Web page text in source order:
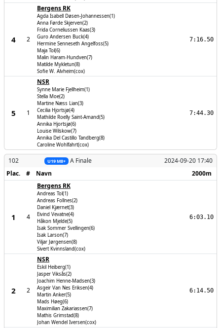
4 2
Bergens RK
Agda Isabell Døsen-Johannessen(1)
Anna Førde Skjerven(2)
Frida Corneliussen Kaas(3)
Guro Andersen Buck(4)
Hermine Senneseth Angelfoss(5)
Maja Tol(6)
Malin Haram-Hundven(7)
Matilde Mykletun(8)
Sofie W. Alvheim(cox)
7:16.50
5 1
NSR
Synne Marie Fjellheim(1)
Stella Moe(2)
Martine Næss Lian(3)
Cecilia Hjortsjø(4)
Mathilde Roelly Saint-Amand(5)
Annika Hjortsjø(6)
Louise Wilskow(7)
Annika Del Castillo Tandberg(8)
Caroline Wohlfahrt(cox)
7:44.30
102 U19 M8+ A Finale
2024-09-20 17:40
Plac.
# Navn 2000m
1 4
Bergens RK
Andreas Tol(1)
Andreas Follnes(2)
Daniel Kjærnet(3)
Eivind Vevatne(4)
Håkon Mjelde(5)
Isak Sommer Svellingen(6)
Isak Larson(7)
Viljar Jørgensen(8)
Sivert Kvinnsland(cox)
6:03.10
2 2
NSR
Eskil Heiberg(1)
Jasper Viksås(2)
Joachim Henne-Madsen(3)
Asgeir Van Nes Eriksen(4)
Martin Anker(5)
Mads Høeg(6)
Maximilian Zakariassen(7)
Mathis Grimstad(8)
Johan Wendel Iversen(cox)
6:14.50